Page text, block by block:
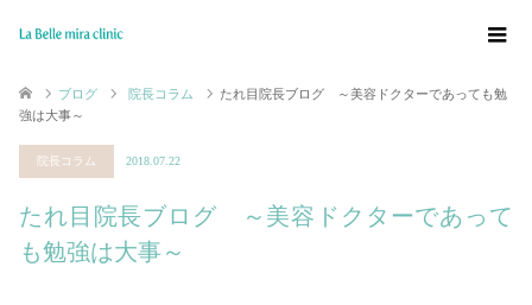
ブログ 院長コラム
たれ目院長ブログ ～美容ドクターであっても勉
強は大事～
院長コラム 2018.07.22
たれ目院長ブログ ～美容ドクターであって
も勉強は大事～